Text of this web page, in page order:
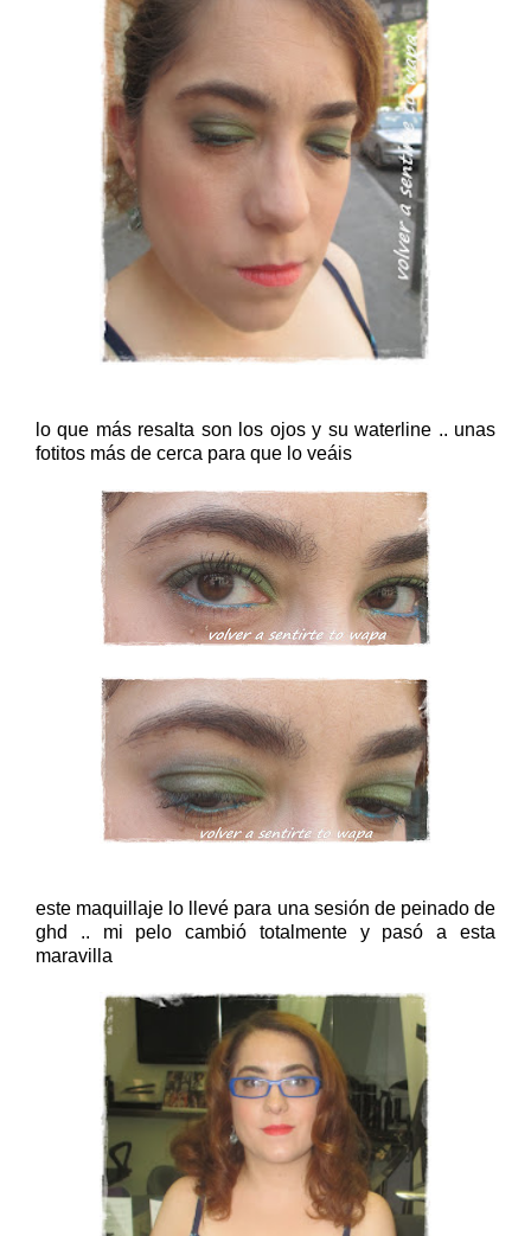
lo que más resalta son los ojos y su waterline .. unas
fotitos más de cerca para que lo veáis
este maquillaje lo llevé para una sesión de peinado de
ghd .. mi pelo cambió totalmente y pasó a esta
maravilla